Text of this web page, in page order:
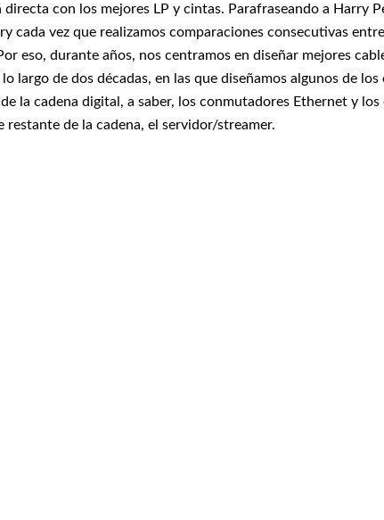
con los mejores LP y cintas. Parafraseando a Harry
cada vez que realizamos comparaciones consecutivas
durante años, nos centramos en diseñar mejores
de dos décadas, en las que diseñamos algunos de
la cadena digital, a saber, los conmutadores Ethernet y los
de la cadena, el servidor/streamer.